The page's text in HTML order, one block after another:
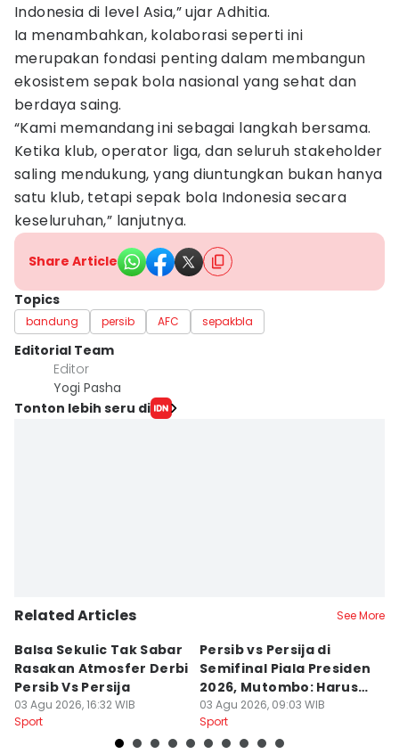
Indonesia di level Asia,” ujar Adhitia.
Ia menambahkan, kolaborasi seperti ini
merupakan fondasi penting dalam membangun
ekosistem sepak bola nasional yang sehat dan
berdaya saing.
“Kami memandang ini sebagai langkah bersama.
Ketika klub, operator liga, dan seluruh stakeholder
saling mendukung, yang diuntungkan bukan hanya
satu klub, tetapi sepak bola Indonesia secara
keseluruhan,” lanjutnya.
Share Article
Topics
bandung persib AFC sepakbla
Editorial Team
Editor
Yogi Pasha
Tonton lebih seru di
Related Articles See More
Balsa Sekulic Tak Sabar
Rasakan Atmosfer Derbi
Persib Vs Persija
03 Agu 2026, 16:32 WIB
Sport
Persib vs Persija di
Semifinal Piala Presiden
2026, Mutombo: Harus
Menang
03 Agu 2026, 09:03 WIB
Sport